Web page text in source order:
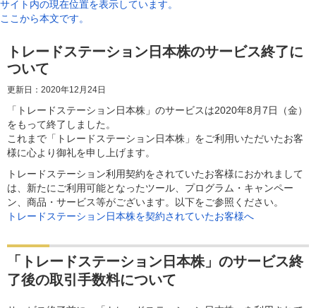
サイト内の現在位置を表示しています。
ここから本文です。
トレードステーション日本株のサービス終了に
ついて
更新日：2020年12月24日
「トレードステーション日本株」のサービスは2020年8月7日（金）
をもって終了しました。
これまで「トレードステーション日本株」をご利用いただいたお客
様に心より御礼を申し上げます。
トレードステーション利用契約をされていたお客様におかれまして
は、新たにご利用可能となったツール、プログラム・キャンペー
ン、商品・サービス等がございます。以下をご参照ください。
トレードステーション日本株を契約されていたお客様へ
「トレードステーション日本株」のサービス終
了後の取引手数料について